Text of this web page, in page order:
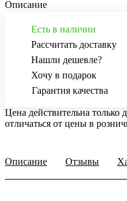
Описание
Есть в наличии
Рассчитать доставку
Нашли дешевле?
Хочу в подарок
Гарантия качества
Цена действительна только
отличаться от цены в
Описание Отзывы